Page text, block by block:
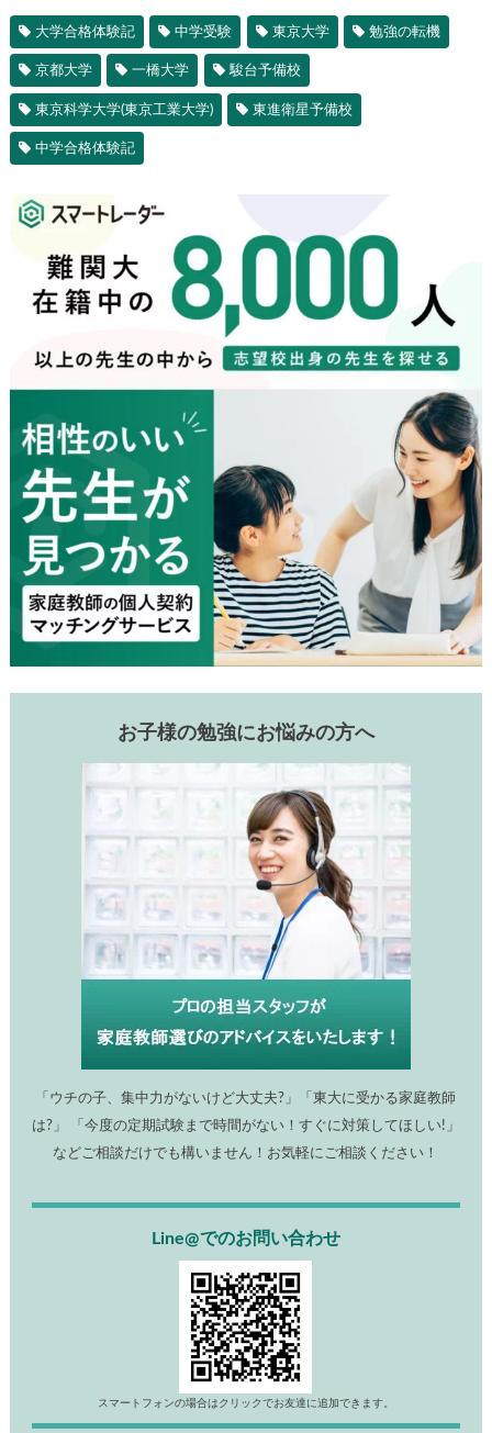
大学合格体験記 中学受験 東京大学 勉強の転機
京都大学 一橋大学 駿台予備校
東京科学大学(東京工業大学) 東進衛星予備校
中学合格体験記
お子様の勉強にお悩みの方へ
「ウチの子、集中力がないけど大丈夫?」「東大に受かる家庭教師
は?」 「今度の定期試験まで時間がない！すぐに対策してほしい!」
などご相談だけでも構いません！お気軽にご相談ください！
Line@でのお問い合わせ
スマートフォンの場合はクリックでお友達に追加できます。